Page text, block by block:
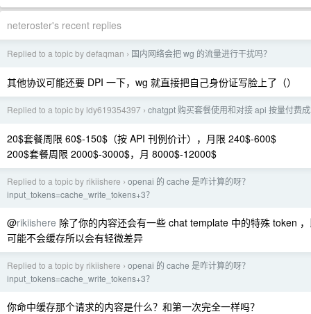
neteroster's recent replies
Replied to a topic by defaqman › 国内网络会把 wg 的流量进行干扰吗？
其他协议可能还要 DPI 一下，wg 就直接把自己身份证写脸上了（）
Replied to a topic by ldy619354397 › chatgpt 购买套餐使用和对接 api 按量付费
20$套餐周限 60$-150$（按 API 刊例价计），月限 240$-600$
200$套餐周限 2000$-3000$，月 8000$-12000$
Replied to a topic by rikiishere › openai 的 cache 是咋计算的呀？
input_tokens=cache_write_tokens+3？
@rikiishere 除了你的内容还会有一些 chat template 中的特殊 token
可能不会缓存所以会有轻微差异
Replied to a topic by rikiishere › openai 的 cache 是咋计算的呀？
input_tokens=cache_write_tokens+3？
你命中缓存那个请求的内容是什么？和第一次完全一样吗？